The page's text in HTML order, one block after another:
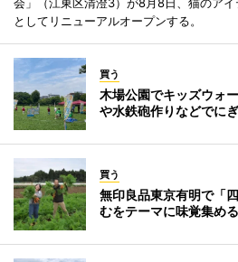
会」（江東区清澄3）が8月8日、猫のアイ
としてリニューアルオープンする。
買う
木場公園でキッズウォ
や水鉄砲作りなどでに
買う
無印良品東京有明で「
むをテーマに味覚集める